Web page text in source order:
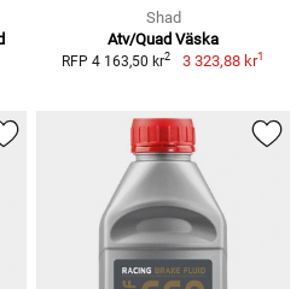
Shad
Atv/Quad Väska
RFP 4 163,50 kr2 3 323,88 kr1